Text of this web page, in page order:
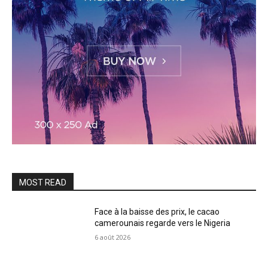
MOST READ
Face à la baisse des prix, le cacao
camerounais regarde vers le Nigeria
6 août 2026